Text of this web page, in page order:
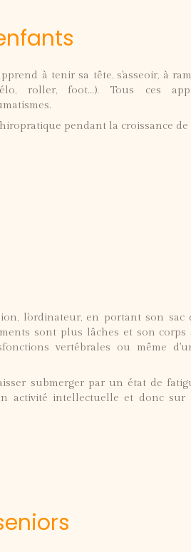
à tenir sa tête, s'asseoir, à
roller, foot...). Tous ces
pendant la croissance
l'ordinateur, en portant son sac
sont plus lâches et son corps
vertébrales ou même
submerger par un état de
activité intellectuelle et donc sur